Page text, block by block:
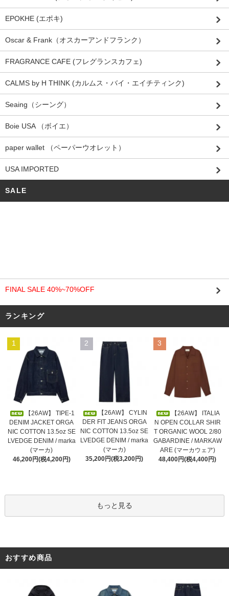
EPOKHE (エポキ)
Oscar & Frank（オスカーアンドフランク）
FRAGRANCE CAFE (フレグランスカフェ)
CALMS by H THINK (カルムス・バイ・エイチティンク)
Seaing（シーング）
Boie USA （ボイエ）
paper wallet （ペーパーウオレット）
USA IMPORTED
SALE
FINAL SALE 40%~70%OFF
ランキング
1
【26AW】 TIPE-1
DENIM JACKET ORGA
NIC COTTON 13.5oz SE
LVEDGE DENIM / marka
(マーカ)
46,200円(税4,200円)
2
【26AW】 CYLIN
DER FIT JEANS ORGA
NIC COTTON 13.5oz SE
LVEDGE DENIM / marka
(マーカ)
35,200円(税3,200円)
3
【26AW】 ITALIA
N OPEN COLLAR SHIR
T ORGANIC WOOL 2/80
GABARDINE / MARKAW
ARE (マーカウェア)
48,400円(税4,400円)
もっと見る
おすすめ商品